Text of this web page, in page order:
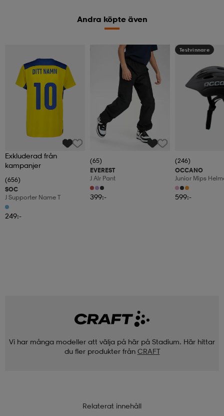
Andra köpte även
Exkluderad från
kampanjer
(656)
SOC
J Supporter Name T
249:-
Kampanj -25%
(65)
EVEREST
J Alr Pant
399:-
Testvinnare
(246)
OCCANO
Junior Mips
599:-
Vi har många modeller att välja på här på Stadium. Här hittar
du fler produkter från CRAFT
Relaterat innehåll